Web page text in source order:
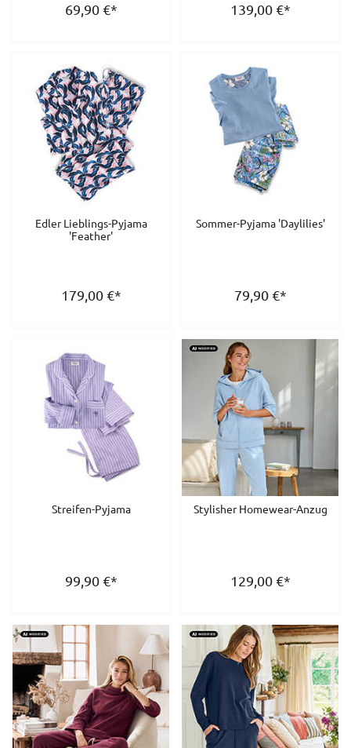
69,90€* 139,00€*
Edler Lieblings-Pyjama
'Feather'
179,00€*
Sommer-Pyjama 'Daylilies'
79,90€*
Streifen-Pyjama
99,90€*
Stylisher Homewear-Anzug
129,00€*